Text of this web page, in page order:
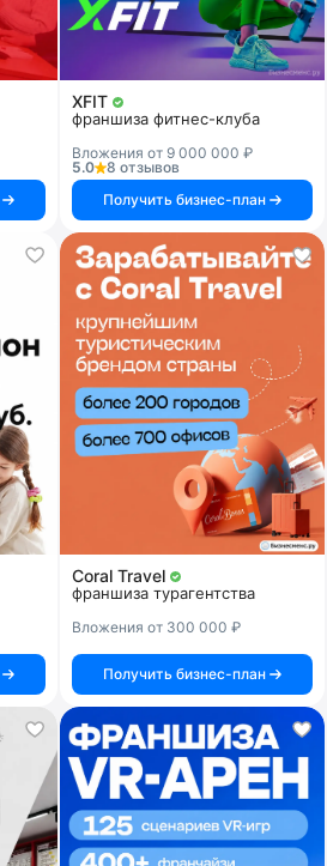
XFIT
франшиза фитнес-клуба
Вложения от 9 000 000 ₽
5.0
8 отзывов
Получить бизнес-план
Coral Travel
франшиза турагентства
Вложения от 300 000 ₽
Получить бизнес-план